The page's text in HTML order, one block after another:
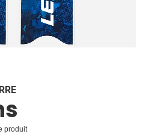
produit